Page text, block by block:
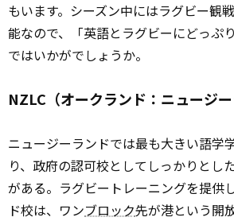
もいます。シーズン中にはラグビー観
能なので、「英語とラグビーにどっぷ
ではいかがでしょうか。
NZLC（オークランド：ニュージー
ニュージーランドでは最も大きい語学
り、政府の認可校としてしっかりとし
がある。ラグビートレーニングを提供
ド校は、ワンブロック先が港という開